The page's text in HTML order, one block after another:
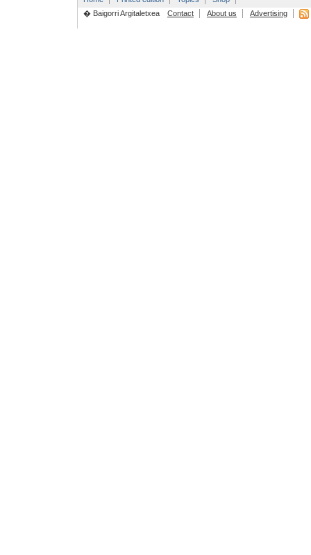
� Baigorri Argitaletxea
Contact About us Advertising